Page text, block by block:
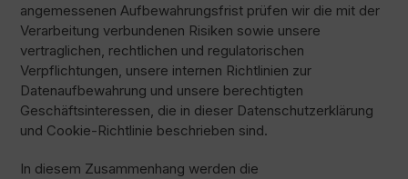
angemessenen Aufbewahrungsfrist prüfen wir die mit der
Verarbeitung verbundenen Risiken sowie unsere
vertraglichen, rechtlichen und regulatorischen
Verpflichtungen, unsere internen Richtlinien zur
Datenaufbewahrung und unsere berechtigten
Geschäftsinteressen, die in dieser Datenschutzerklärung
und Cookie-Richtlinie beschrieben sind.
In diesem Zusammenhang werden die